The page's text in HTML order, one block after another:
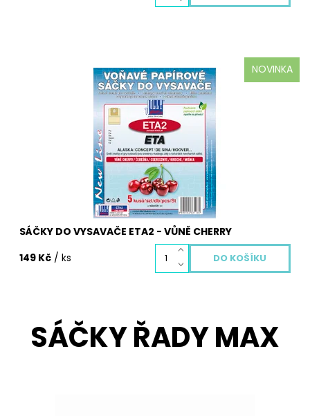
NOVINKA
Aromatické sáčky do vysavačů ETA2 voňavé s vůní
Cherry. Balení obsahuje 5 ks voňavých sáčků a
Skladem
3113S
SÁČKY DO VYSAVAČE ETA2 - VŮNĚ CHERRY
149 Kč / ks
SÁČKY ŘADY MAX